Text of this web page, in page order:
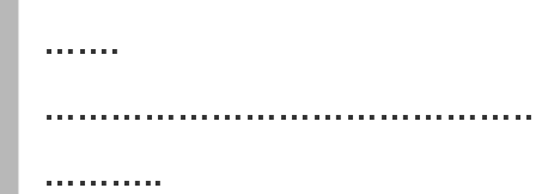
…….
………..